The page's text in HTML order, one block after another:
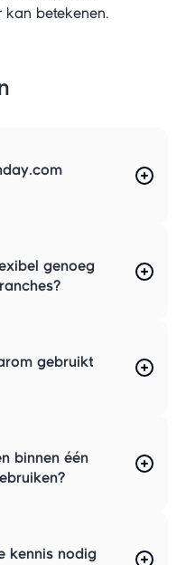
kan betekenen.
genoeg
gebruikt
binnen één
kennis nodig